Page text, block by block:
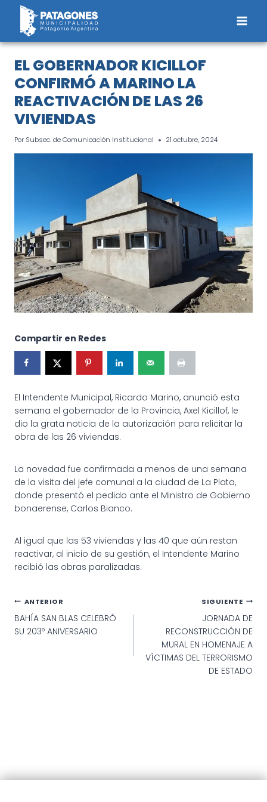
Saltar
contenido
EL GOBERNADOR KICILLOF
CONFIRMÓ A MARINO LA
REACTIVACIÓN DE LAS 26
VIVIENDAS
Por Subsec. de Comunicación Institucional 21 octubre, 2024
Compartir en Redes
El Intendente Municipal, Ricardo Marino, anunció esta
semana el gobernador de la Provincia, Axel Kicillof, le
dio la grata noticia de la autorización para relicitar la
obra de las 26 viviendas.
La novedad fue confirmada a menos de una semana
de la visita del jefe comunal a la ciudad de La Plata,
donde presentó el pedido ante el Ministro de Gobierno
bonaerense, Carlos Bianco.
Al igual que las 53 viviendas y las 40 que aún restan
reactivar, al inicio de su gestión, el Intendente Marino
recibió las obras paralizadas.
Navegación
de
ANTERIOR
BAHÍA SAN BLAS CELEBRÓ
SU 203º ANIVERSARIO
SIGUIENTE
JORNADA DE
RECONSTRUCCIÓN DE
MURAL EN HOMENAJE A
VÍCTIMAS DEL TERRORISMO
DE ESTADO